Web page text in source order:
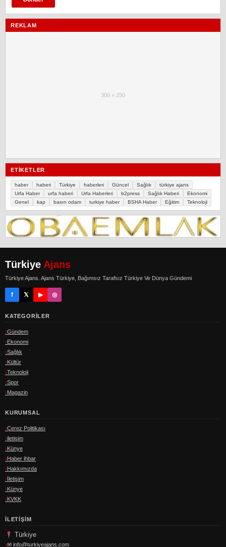
REKLAM
300 × 250
ETIKETLER
haber haberi Türkiye haberleri Güncel Sağlık
türkiye ajans
Urfa Haber
urfa haberi Urfa Haberleri b2press Sağlık Haberi
Ekonomi
Genel
kap basın odam turkiye haber BSHA Haber Eğitim Teknoloji
Türkiye Ajans
Türkiye Ajans. Ajans Türkiye, Bağımsız Tarafsız Türkiye Ve Dünya Gündemi
f 𝕏 ▶ ◎
KATEGORILER
Gündem
Ekonomi
Sağlık
Kültür
Teknoloji
Spor
Magazin
KURUMSAL
Çerez Politikası
iletişim
Künye
Haber ihbar
Hakkımızda
İletişim
Künye
KVKK
İLETIŞIM
Türkiye
✉ info@turkiyeajans.com